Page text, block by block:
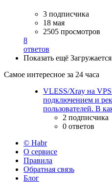
3 подписчика
18 мая
2505 просмотров
8
ответов
Показать ещё
Самое интересное за 24 часа
VLESS/Xray на
подключением и
пользователей. В
2 подписчика
0 ответов
© Habr
О сервисе
Правила
Обратная связь
Блог